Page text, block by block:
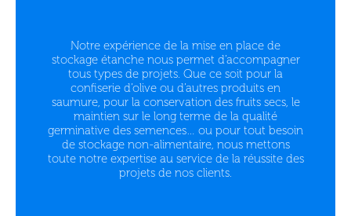
Notre expérience de la mise en place de
stockage étanche nous permet d’accompagner
tous types de projets. Que ce soit pour la
confiserie d’olive ou d’autres produits en
saumure, pour la conservation des fruits secs, le
maintien sur le long terme de la qualité
germinative des semences… ou pour tout besoin
de stockage non-alimentaire, nous mettons
toute notre expertise au service de la réussite des
projets de nos clients.